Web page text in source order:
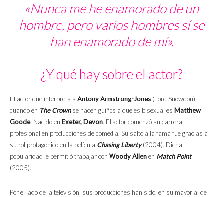
«Nunca me he enamorado de un
hombre, pero varios hombres sí se
han enamorado de mí».
¿Y qué hay sobre el actor?
El actor que interpreta a Antony Armstrong-Jones (Lord Snowdon)
cuando en The Crown se hacen guiños a que es bisexual es Matthew
Goode. Nacido en Exeter, Devon. El actor comenzó su carrera
profesional en producciones de comedia. Su salto a la fama fue gracias a
su rol protagónico en la película Chasing Liberty(2004). Dicha
popularidad le permitió trabajar con Woody Allenen Match Point
(2005).
Por el lado de la televisión, sus producciones han sido, en su mayoría, de